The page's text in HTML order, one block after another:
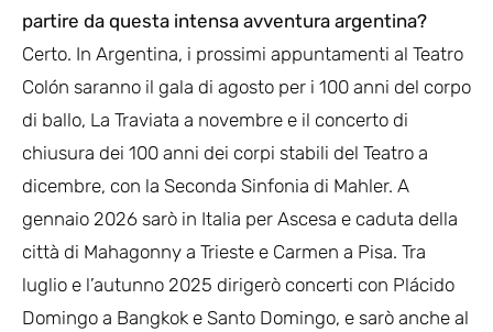
partire da questa intensa avventura argentina?
Certo. In Argentina, i prossimi appuntamenti al Teatro
Colón saranno il gala di agosto per i 100 anni del corpo
di ballo, La Traviata a novembre e il concerto di
chiusura dei 100 anni dei corpi stabili del Teatro a
dicembre, con la Seconda Sinfonia di Mahler. A
gennaio 2026 sarò in Italia per Ascesa e caduta della
città di Mahagonny a Trieste e Carmen a Pisa. Tra
luglio e l’autunno 2025 dirigerò concerti con Plácido
Domingo a Bangkok e Santo Domingo, e sarò anche al